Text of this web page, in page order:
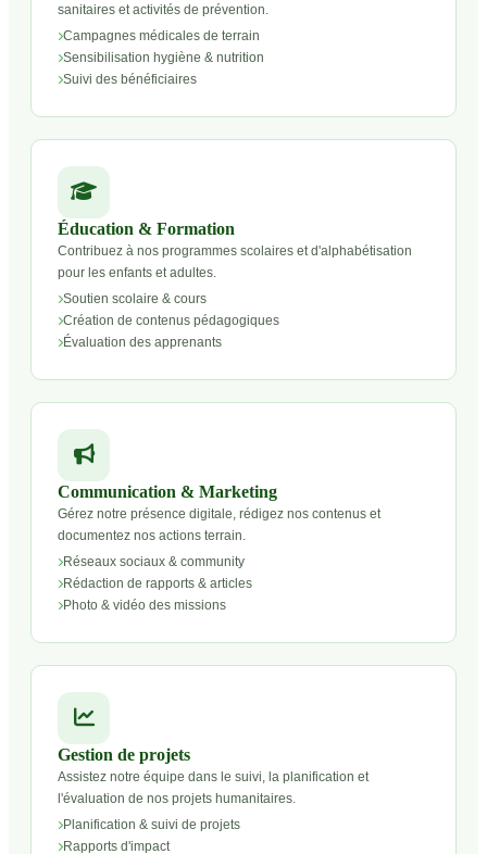
sanitaires et activités de prévention.
Campagnes médicales de terrain
Sensibilisation hygiène & nutrition
Suivi des bénéficiaires
Éducation & Formation
Contribuez à nos programmes scolaires et d'alphabétisation
pour les enfants et adultes.
Soutien scolaire & cours
Création de contenus pédagogiques
Évaluation des apprenants
Communication & Marketing
Gérez notre présence digitale, rédigez nos contenus et
documentez nos actions terrain.
Réseaux sociaux & community
Rédaction de rapports & articles
Photo & vidéo des missions
Gestion de projets
Assistez notre équipe dans le suivi, la planification et
l'évaluation de nos projets humanitaires.
Planification & suivi de projets
Rapports d'impact